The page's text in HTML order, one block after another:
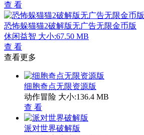
查 看
恐怖躲猫猫2破解版无广告无限金币版
休闲益智 大小:67.50 MB
查 看
查看更多
细胞奇点无限资源版
动作冒险 大小:136.4 MB
查 看
派对世界破解版